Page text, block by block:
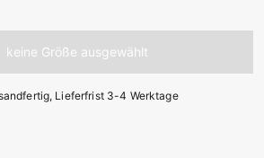
Lieferfrist 3-4 Werktage